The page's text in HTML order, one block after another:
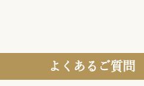
よくあるご質問